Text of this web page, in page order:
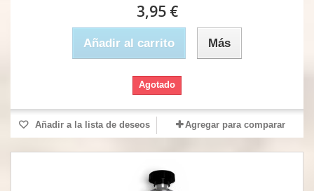
3,95 €
Añadir al carrito Más
Agotado
Añadir a la lista de deseos Agregar para comparar